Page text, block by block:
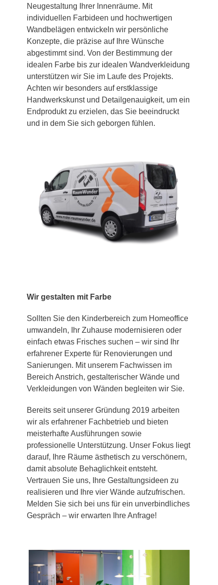
Neugestaltung Ihrer Innenräume. Mit
individuellen Farbideen und hochwertigen
Wandbelägen entwickeln wir persönliche
Konzepte, die präzise auf Ihre Wünsche
abgestimmt sind. Von der Bestimmung der
idealen Farbe bis zur idealen Wandverkleidung
unterstützen wir Sie im Laufe des Projekts.
Achten wir besonders auf erstklassige
Handwerkskunst und Detailgenauigkeit, um ein
Endprodukt zu erzielen, das Sie beeindruckt
und in dem Sie sich geborgen fühlen.
Wir gestalten mit Farbe
Sollten Sie den Kinderbereich zum Homeoffice
umwandeln, Ihr Zuhause modernisieren oder
einfach etwas Frisches suchen – wir sind Ihr
erfahrener Experte für Renovierungen und
Sanierungen. Mit unserem Fachwissen im
Bereich Anstrich, gestalterischer Wände und
Verkleidungen von Wänden begleiten wir Sie.
Bereits seit unserer Gründung 2019 arbeiten
wir als erfahrener Fachbetrieb und bieten
meisterhafte Ausführungen sowie
professionelle Unterstützung. Unser Fokus liegt
darauf, Ihre Räume ästhetisch zu verschönern,
damit absolute Behaglichkeit entsteht.
Vertrauen Sie uns, Ihre Gestaltungsideen zu
realisieren und Ihre vier Wände aufzufrischen.
Melden Sie sich bei uns für ein unverbindliches
Gespräch – wir erwarten Ihre Anfrage!